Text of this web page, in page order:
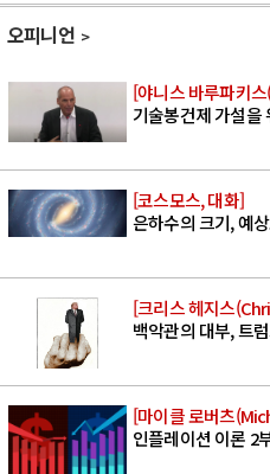
오피니언
[야니스 바루파키
기술봉건제 가설을
[코스모스, 대화]
은하수의 크기, 예
[크리스 헤지스
백악관의 대부, 트
[마이클 로버츠
인플레이션 이론 2